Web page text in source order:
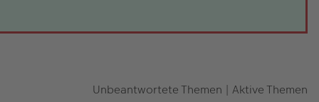
Unbeantwortete Themen | Aktive Themen